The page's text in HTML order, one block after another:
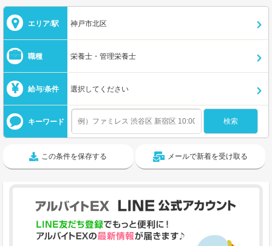
エリア/駅 神戸市北区
職種 栄養士・管理栄養士
給与/条件 選択してください
キーワード
この条件を保存する メールで新着を受け取る